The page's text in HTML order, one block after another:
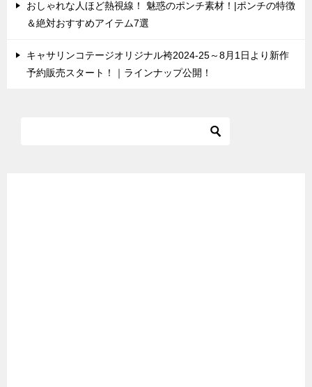
おしゃれな人ほど熱視線！ 魅惑のポンチ素材！|ポンチの特徴
＆絶対おすすめアイテム7選
キャサリンコテージオリジナル袴2024-25～8月1日より新作
予約販売スタート！｜ラインナップ公開！